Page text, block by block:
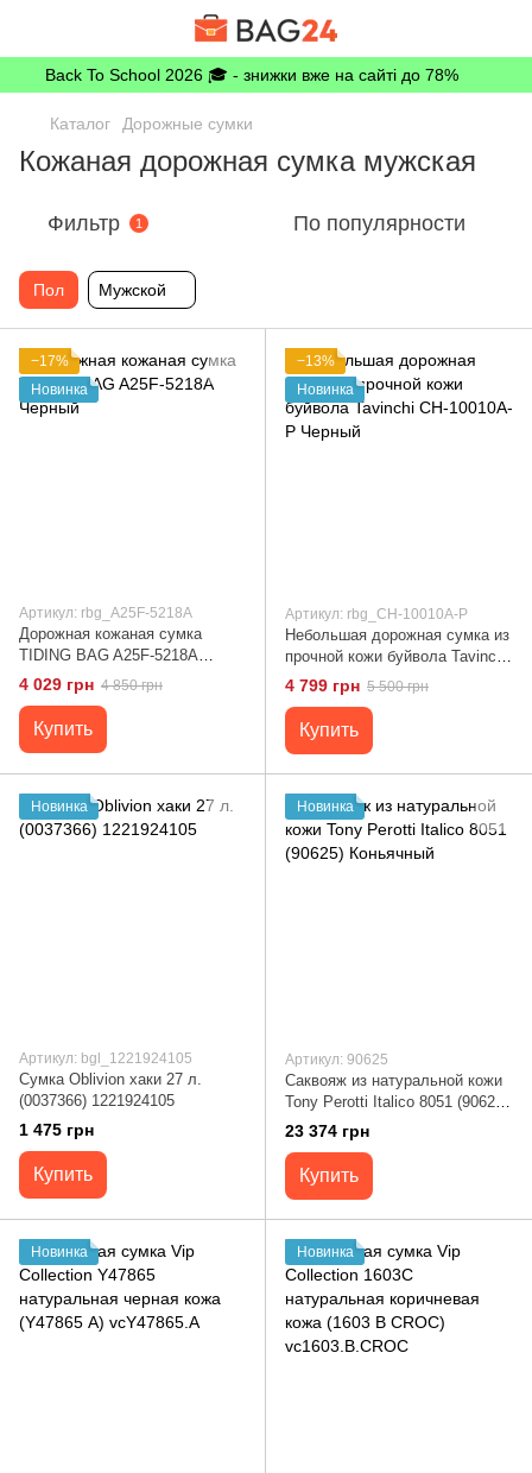
Back To School 2026 🎓 - знижки вже на сайті до 78%
Каталог Дорожные сумки
Кожаная дорожная сумка мужская
Фильтр 1 По популярности
Пол Мужской
−17%
Новинка
Артикул: rbg_A25F-5218A
Дорожная кожаная сумка
TIDING BAG A25F-5218A
Черный
4 029 грн 4 850 грн
Купить
−13%
Новинка
Артикул: rbg_CH-10010A-P
Небольшая дорожная сумка из
прочной кожи буйвола Tavinchi
CH-10010A-P Черный
4 799 грн 5 500 грн
Купить
Новинка
Артикул: bgl_1221924105
Сумка Oblivion хаки 27 л.
(0037366) 1221924105
1 475 грн
Купить
Новинка
Артикул: 90625
Саквояж из натуральной кожи
Tony Perotti Italico 8051 (90625)
Коньячный
23 374 грн
Купить
Новинка Новинка